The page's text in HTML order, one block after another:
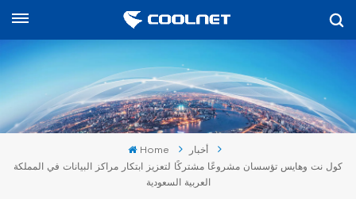
文
Home
أخبار
كول نت وهايس تؤسسان مشروعًا مشتركًا لتعزيز ابتكار مراكز البيانات في المملكة
العربية السعودية